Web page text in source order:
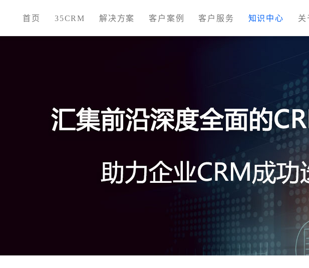
首页 35CRM 解决方案 客户案例 客户服务 知识中心 关